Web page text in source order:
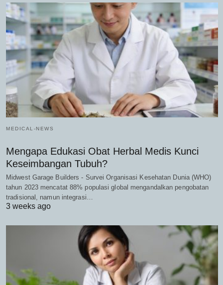
MEDICAL-NEWS
Mengapa Edukasi Obat Herbal Medis Kunci
Keseimbangan Tubuh?
Midwest Garage Builders - Survei Organisasi Kesehatan Dunia (WHO)
tahun 2023 mencatat 88% populasi global mengandalkan pengobatan
tradisional, namun integrasi…
3 weeks ago